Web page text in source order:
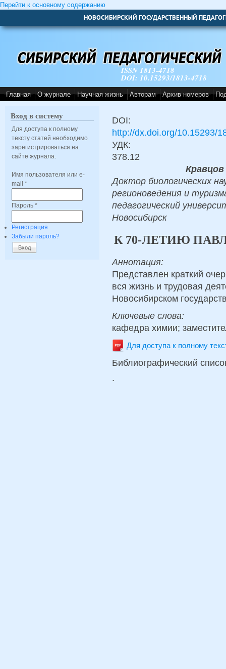
Перейти к основному содержанию
НОВОСИБИРСКИЙ ГОСУДАРСТВЕННЫЙ
ISSN 1813-4718
DOI: 10.15293/1813-4718
Главная О журнале Научная жизнь Авторам Архив номеров
Вход в систему
Для доступа к полному
тексту статей необходимо
зарегистрироваться на
сайте журнала.
Имя пользователя или e-
mail *
Пароль *
Регистрация
Забыли пароль?
DOI:
http://dx.doi.org/10.15293/
УДК:
378.12
Доктор биологических
регионоведения и
педагогический
Новосибирск
К 70-ЛЕТИЮ
Аннотация:
Представлен краткий
вся жизнь и трудовая
Новосибирском
Ключевые слова:
кафедра химии;
Для доступа к полному
Библиографический
.